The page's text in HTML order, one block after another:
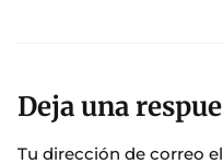
Deja una
Tu dirección de correo